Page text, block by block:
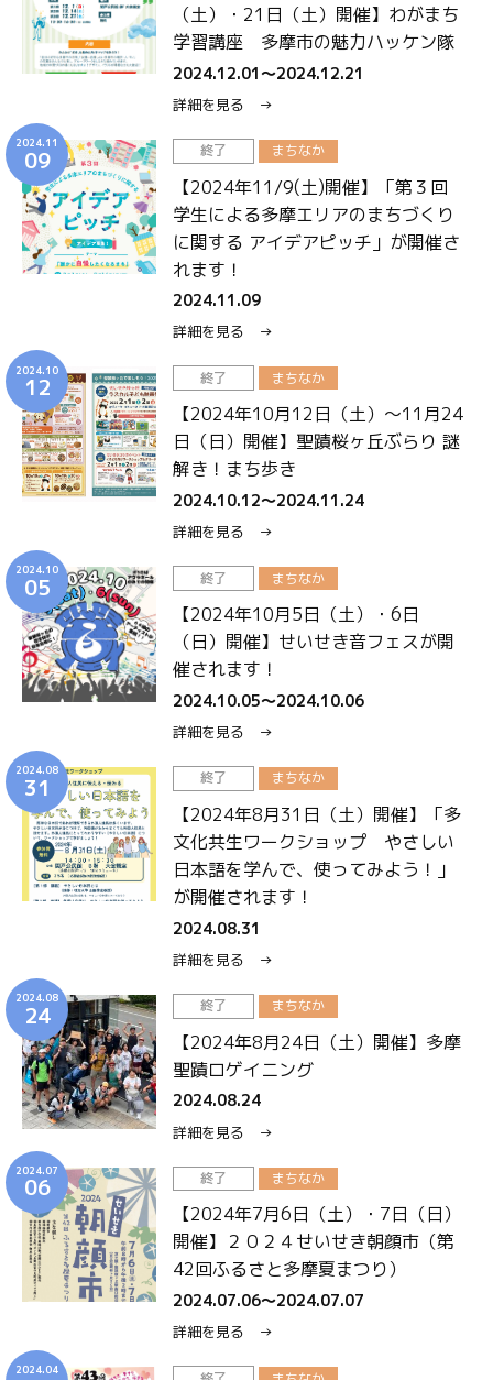
（土）・21日（土）開催】わがまち
学習講座 多摩市の魅力ハッケン隊
2024.12.01〜2024.12.21
詳細を見る →
2024.11
09 終了 まちなか
【2024年11/9(土)開催】「第３回
学生による多摩エリアのまちづくり
に関する アイデアピッチ」が開催さ
れます！
2024.11.09
詳細を見る →
2024.10
12 終了 まちなか
【2024年10月12日（土）～11月24
日（日）開催】聖蹟桜ヶ丘ぶらり 謎
解き！まち歩き
2024.10.12〜2024.11.24
詳細を見る →
2024.10
05 終了 まちなか
【2024年10月5日（土）・6日
（日）開催】せいせき音フェスが開
催されます！
2024.10.05〜2024.10.06
詳細を見る →
2024.08
31 終了 まちなか
【2024年8月31日（土）開催】「多
文化共生ワークショップ やさしい
日本語を学んで、使ってみよう！」
が開催されます！
2024.08.31
詳細を見る →
2024.08
24 終了 まちなか
【2024年8月24日（土）開催】多摩
聖蹟ロゲイニング
2024.08.24
詳細を見る →
2024.07
06 終了 まちなか
【2024年7月6日（土）・7日（日）
開催】２０２４せいせき朝顔市（第
42回ふるさと多摩夏まつり）
2024.07.06〜2024.07.07
詳細を見る →
2024.04